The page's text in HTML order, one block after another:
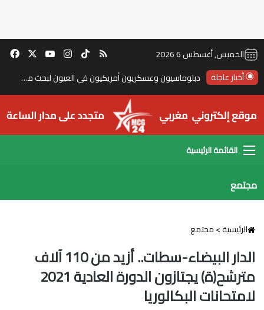
الخميس, أغسطس 6 2026 ‫YouTubeانستقرام‫TikTok
ملخص الموقع RSS
أخبار عاجلة مليارات تصرف.. والثقافة غائبة عن مشروع الدار البيضاء
القائمة
مجتمع
الرئيسية>مجتمع
الدار البيضاء-سطات.. أزيد من 110 آلاف
مترشح(ة) يجتازون الدورة العادية 2021
لامتحانات البكالوريا